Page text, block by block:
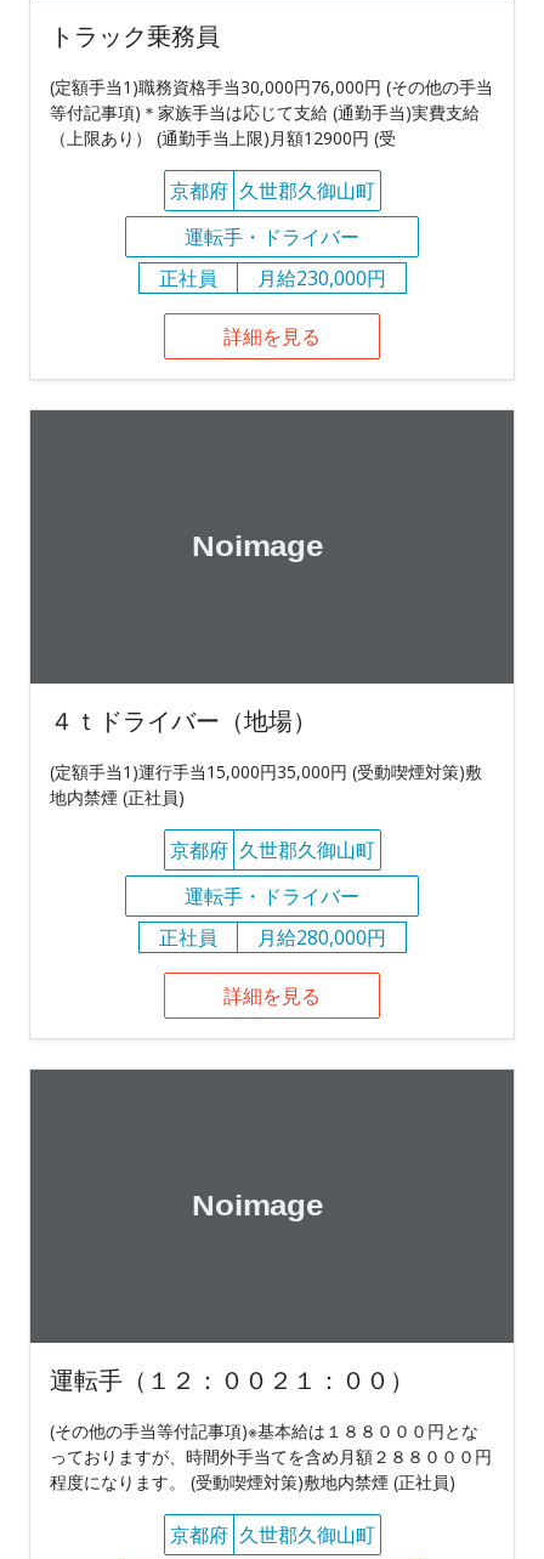
トラック乗務員
(定額手当1)職務資格手当30,000円76,000円 (その他の手当
等付記事項)＊家族手当は応じて支給 (通勤手当)実費支給
（上限あり） (通勤手当上限)月額12900円 (受
京都府 久世郡久御山町
運転手・ドライバー
正社員
月給230,000円
詳細を見る
４ｔドライバー（地場）
(定額手当1)運行手当15,000円35,000円 (受動喫煙対策)敷
地内禁煙 (正社員)
京都府 久世郡久御山町
運転手・ドライバー
正社員
月給280,000円
詳細を見る
運転手（１２：００２１：００）
(その他の手当等付記事項)※基本給は１８８０００円とな
っておりますが、時間外手当てを含め月額２８８０００円
程度になります。 (受動喫煙対策)敷地内禁煙 (正社員)
京都府 久世郡久御山町